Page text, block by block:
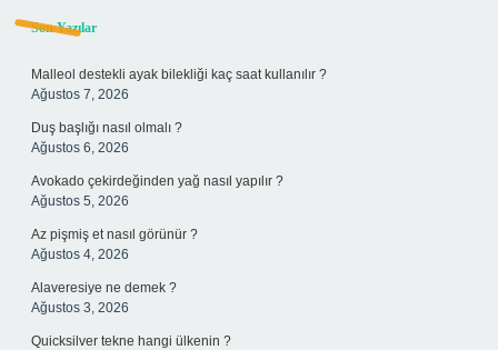
Sidebar
Son Yazılar
Malleol destekli ayak bilekliği kaç saat kullanılır ?
Ağustos 7, 2026
Duş başlığı nasıl olmalı ?
Ağustos 6, 2026
Avokado çekirdeğinden yağ nasıl yapılır ?
Ağustos 5, 2026
Az pişmiş et nasıl görünür ?
Ağustos 4, 2026
Alaveresiye ne demek ?
Ağustos 3, 2026
Quicksilver tekne hangi ülkenin ?